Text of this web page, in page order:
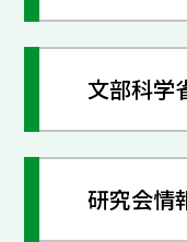
文部科学
研究会情